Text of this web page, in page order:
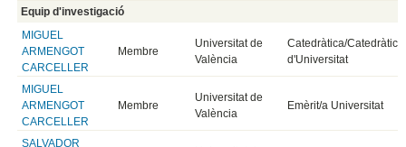
Equip d'investigació
MIGUEL
ARMENGOT
CARCELLER
Membre
Universitat de
València
Catedràtica/Catedràtic
d'Universitat
MIGUEL
ARMENGOT
CARCELLER
Membre
Universitat de
València
Emèrit/a Universitat
SALVADOR